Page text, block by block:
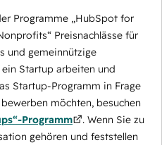
Programme „HubSpot for
Preisnachlässe für
und gemeinnützige
Startup arbeiten und
Startup-Programm in Frage
möchten, besuchen
Programm
. Wenn Sie zu
gehören und feststellen